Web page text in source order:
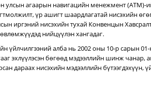
улсын агаарын навигацийн менежмент (ATM)-
үр ашигт шаардлагатай нисэхийн
иргэний нисэхийн тухай Конвенцын
нийцүүлэн хангадаг.
үйлчилгээний алба нь 2002 оны 10-р сарын
эхлүүлэсэн бөгөөд мэдээллийн шинж чанар,
дараах нисэхийн мэдээллийн бүтээгдэхүүн,